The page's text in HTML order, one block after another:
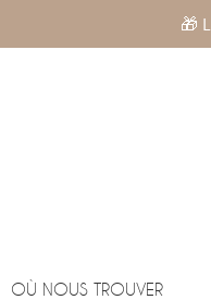
🎁
OÙ NOUS TROUVER